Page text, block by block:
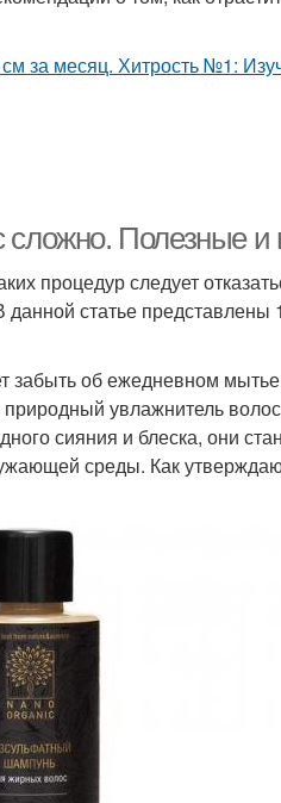
Полезные
процедур следует
статье представлены
забыть об ежедневном
природный увлажнитель
сияния и блеска, они
среды. Как